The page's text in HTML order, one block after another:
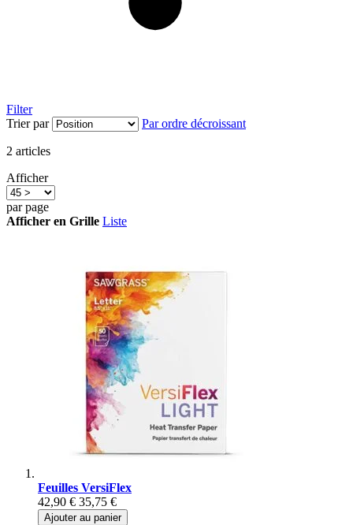
Filter
Trier par
Par ordre décroissant
2 articles
Afficher
par page
Afficher en Grille Liste
Feuilles VersiFlex
42,90 € 35,75 €
Ajouter au panier